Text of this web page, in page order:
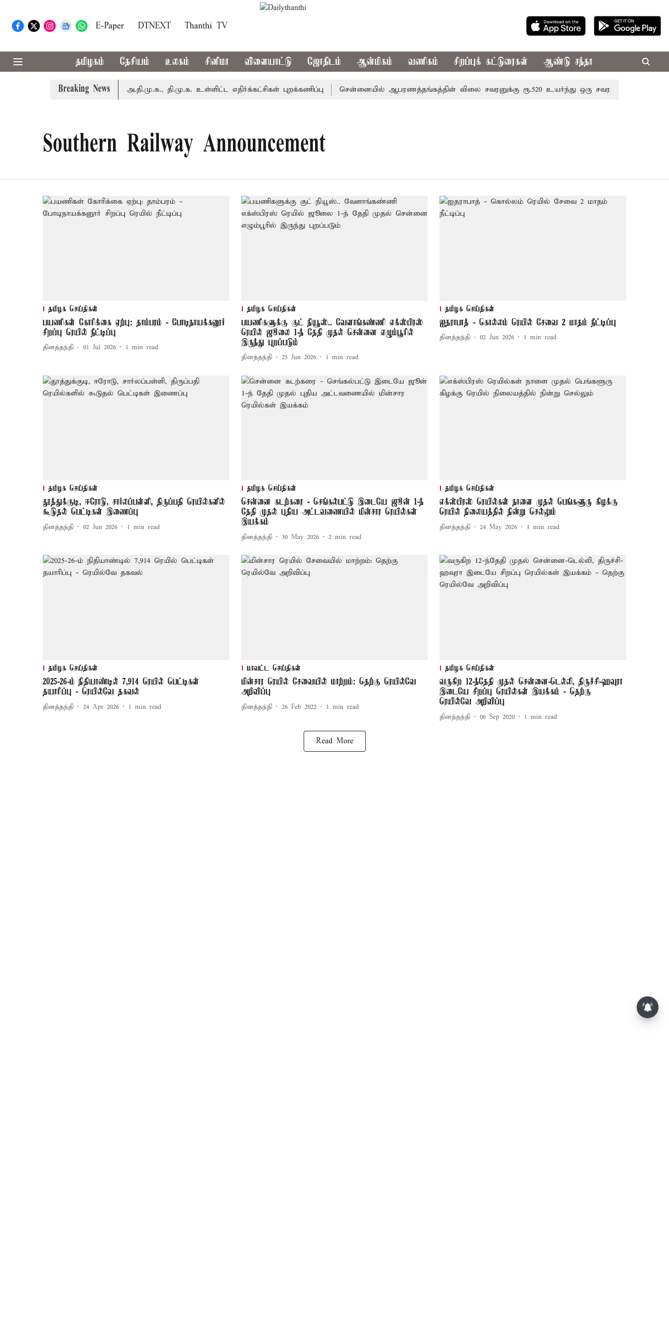
E-Paper DTNEXT Thanthi TV
தமிழகம் தேசியம் உலகம் சினிமா விளையாட்டு ஜோதிடம் ஆன்மிகம் வணிகம் சிறப்புக் கட்டுரைகள் ஆண்டு சந்தா
Breaking News
இன்று எம்.பி.க்கள் கூட்டம்: அ.தி.மு.க., தி.மு.க. உள்ளிட்ட எதிர்க்கட்சிகள் புறக்கணிப்பு சென்னையில் ஆபரணத்தங்கத்தின் விலை சவரனுக்கு ரூ.520 உயர்ந்து ஒரு சவரன் ரூ.1,11,720க்கு
Southern Railway Announcement
தமிழக செய்திகள்
பயணிகள் கோரிக்கை ஏற்பு: தாம்பரம் - போடிநாயக்கனூர்
சிறப்பு ரெயில் நீட்டிப்பு
தினத்தந்தி 01 Jul 2026 1 min read
தமிழக செய்திகள்
பயணிகளுக்கு குட் நியூஸ்.. வேளாங்கண்ணி எக்ஸ்பிரஸ்
ரெயில் ஜூலை 1-ந் தேதி முதல் சென்னை எழும்பூரில்
இருந்து புறப்படும்
தினத்தந்தி 25 Jun 2026 1 min read
தமிழக செய்திகள்
ஐதராபாத் - கொல்லம் ரெயில் சேவை 2 மாதம் நீட்டிப்பு
தினத்தந்தி 02 Jun 2026 1 min read
தமிழக செய்திகள்
தூத்துக்குடி, ஈரோடு, சார்லப்பள்ளி, திருப்பதி ரெயில்களில்
கூடுதல் பெட்டிகள் இணைப்பு
தினத்தந்தி 02 Jun 2026 1 min read
தமிழக செய்திகள்
சென்னை கடற்கரை - செங்கல்பட்டு இடையே ஜூன் 1-ந்
தேதி முதல் புதிய அட்டவணையில் மின்சார ரெயில்கள்
இயக்கம்
தினத்தந்தி 30 May 2026 2 min read
தமிழக செய்திகள்
எக்ஸ்பிரஸ் ரெயில்கள் நாளை முதல் பெங்களூரு கிழக்கு
ரெயில் நிலையத்தில் நின்று செல்லும்
தினத்தந்தி 24 May 2026 1 min read
தமிழக செய்திகள்
2025-26-ம் நிதியாண்டில் 7,914 ரெயில் பெட்டிகள்
தயாரிப்பு - ரெயில்வே தகவல்
தினத்தந்தி 24 Apr 2026 1 min read
மாவட்ட செய்திகள்
மின்சார ரெயில் சேவையில் மாற்றம்: தெற்கு ரெயில்வே
அறிவிப்பு
தினத்தந்தி 26 Feb 2022 1 min read
தமிழக செய்திகள்
வருகிற 12-ந்தேதி முதல் சென்னை-டெல்லி, திருச்சி-ஹவுரா
இடையே சிறப்பு ரெயில்கள் இயக்கம் - தெற்கு
ரெயில்வே அறிவிப்பு
தினத்தந்தி 06 Sep 2020 1 min read
Read More